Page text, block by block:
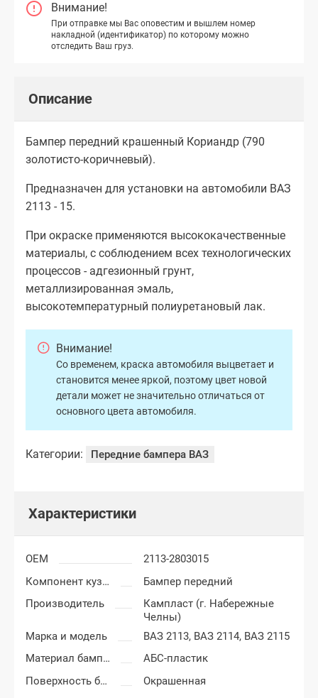
Внимание!
При отправке мы Вас оповестим и вышлем номер
накладной (идентификатор) по которому можно
отследить Ваш груз.
Описание
Бампер передний крашенный Кориандр (790
золотисто-коричневый).
Предназначен для установки на автомобили ВАЗ
2113 - 15.
При окраске применяются высококачественные
материалы, с соблюдением всех технологических
процессов - адгезионный грунт,
металлизированная эмаль,
высокотемпературный полиуретановый лак.
Внимание!
Со временем, краска автомобиля выцветает и
становится менее яркой, поэтому цвет новой
детали может не значительно отличаться от
основного цвета автомобиля.
Категории: Передние бампера ВАЗ
Характеристики
OEM
2113-2803015
Компонент кузова
Бампер передний
Производитель
Кампласт (г. Набережные
Челны)
Марка и модель
ВАЗ 2113, ВАЗ 2114, ВАЗ 2115
Материал бампера
АБС-пластик
Поверхность бампера
Окрашенная